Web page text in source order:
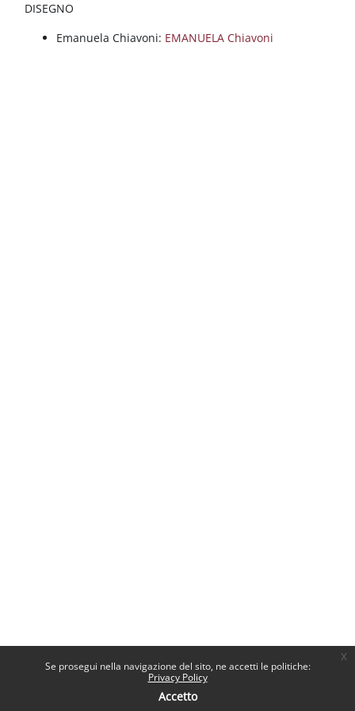
Vai al contenuto principale
Se prosegui nella navigazione del sito, ne accetti le politiche:
Privacy Policy
Accetto
x
Blocchi
DISEGNO
Emanuela Chiavoni: EMANUELA Chiavoni